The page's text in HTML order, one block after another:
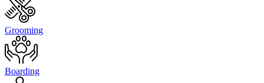
Grooming
Boarding